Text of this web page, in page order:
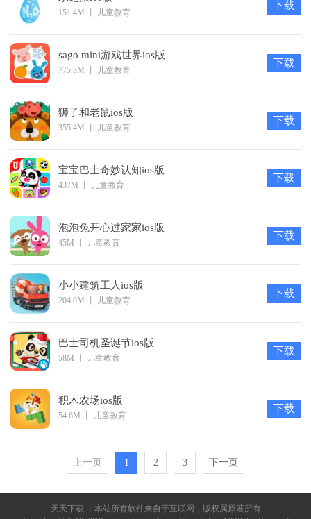
151.4M 儿童教育
下载
sago mini游戏世界ios版
775.3M 儿童教育
下载
狮子和老鼠ios版
355.4M 儿童教育
下载
宝宝巴士奇妙认知ios版
437M 儿童教育
下载
泡泡兔开心过家家ios版
45M 儿童教育
下载
小小建筑工人ios版
204.0M 儿童教育
下载
巴士司机圣诞节ios版
58M 儿童教育
下载
积木农场ios版
54.6M 儿童教育
下载
上一页 1 2 3 下一页
天天下载 丨本站所有软件来自于互联网，版权属原著所有